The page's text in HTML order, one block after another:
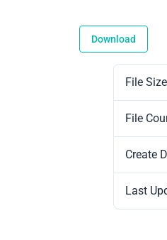
Download
File Size
File
Create
Last